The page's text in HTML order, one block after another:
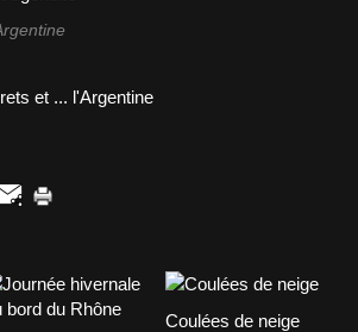
Coulées de neige